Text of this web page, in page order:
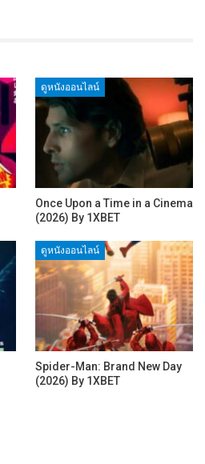
ดูหนังออนไลน์
Once Upon a Time in a Cinema
(2026) By 1XBET
ดูหนังออนไลน์
Spider-Man: Brand New Day
(2026) By 1XBET